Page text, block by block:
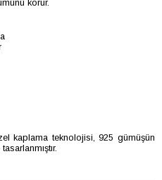
korur.
kaplama teknolojisi, 925 gümüşün